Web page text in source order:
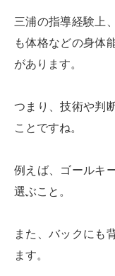
三浦の指導経験上
も体格などの身体
があります。
つまり、技術や判
ことですね。
例えば、ゴールキ
選ぶこと。
また、バックにも
ます。